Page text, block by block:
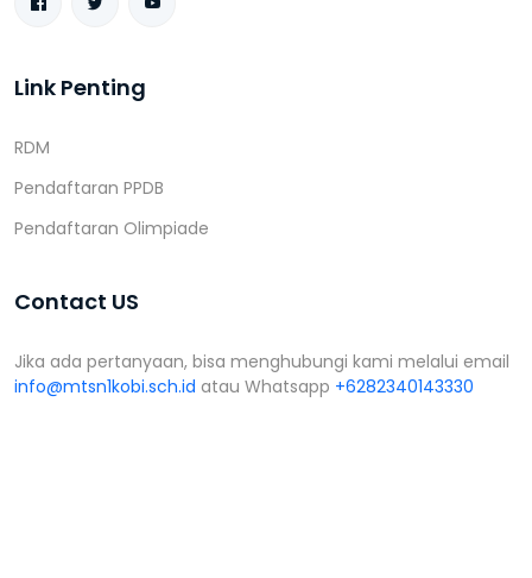
Link Penting
RDM
Pendaftaran PPDB
Pendaftaran Olimpiade
Contact US
Jika ada pertanyaan, bisa menghubungi kami melalui email
info@mtsn1kobi.sch.id atau Whatsapp +6282340143330